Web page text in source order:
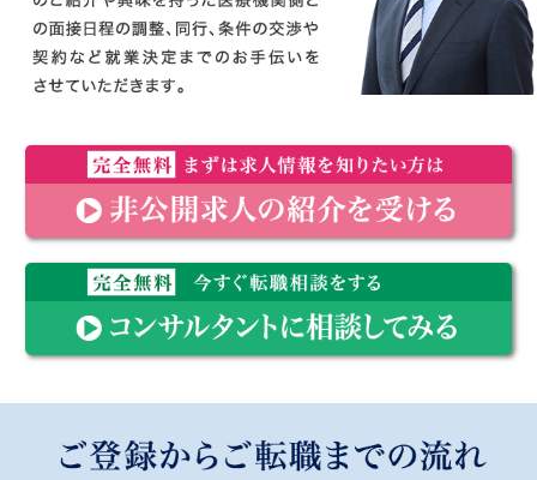
約束2 転職を無理におすすめすることは致しません。
私たちのミッションは「イキイキと働く医療従事者を一人でも
増やし、医療に貢献する」ことです。弊社の利益のみを追求し
くしていくために、転職を無理におすすめしないことをお約束
いたします。
約束3 円満にご入職いただけるよう徹底します。
いないのが現状です。入職後に年俸、労働の条件で「話が違
う」とトラブルになることも珍しくありません。エムスリーキ
ャリアは雇用契約を厳密に行っており、円満にご入職いただけ
専任のコンサルタントが先生のサポートいたします。
※転職の希望条件を伺った上で、求人のご紹介や興味を持った
医療機関側との面接日程の調整、同行、条件の交渉や契約など
就業決定までのお手伝いをさせていただきます。
完全無料 まずは求人情報を知りたい方は非公開求人の紹介を
受ける